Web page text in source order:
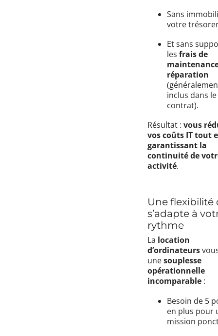
Sans
votre
Et sans
les frais de
réparation
inclus dans le
contrat).
Résultat : vous
vos coûts IT tout
garantissant la
continuité de
activité.
Une flexibilité
s’adapte à
rythme
La location
d’ordinateurs
unesouplesse
opérationnelle
incomparable :
Besoin de 5
en plus pour
mission